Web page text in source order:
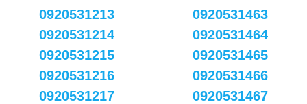
0920531213
0920531214
0920531215
0920531216
0920531217
0920531463
0920531464
0920531465
0920531466
0920531467